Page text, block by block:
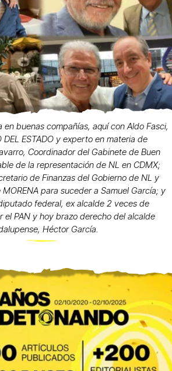
en buenas compañías, aquí con Aldo Fasci,
DEL ESTADO y experto en materia de
Coordinador del Gabinete de Buen
de la representación de NL en CDMX;
de Finanzas del Gobierno de NL y
para suceder a Samuel García; y
federal, ex alcalde 2 veces de
el PAN y hoy brazo derecho del alcalde
Héctor García.